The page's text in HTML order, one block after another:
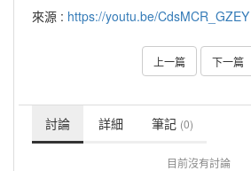
來源 : https://youtu.be/CdsMCR_GZEY
上一篇 下一篇
討論 詳細 筆記 (0)
目前沒有討論